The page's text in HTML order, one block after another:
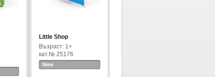
Little Shop
Възраст: 1+
кат.№ 25176
New